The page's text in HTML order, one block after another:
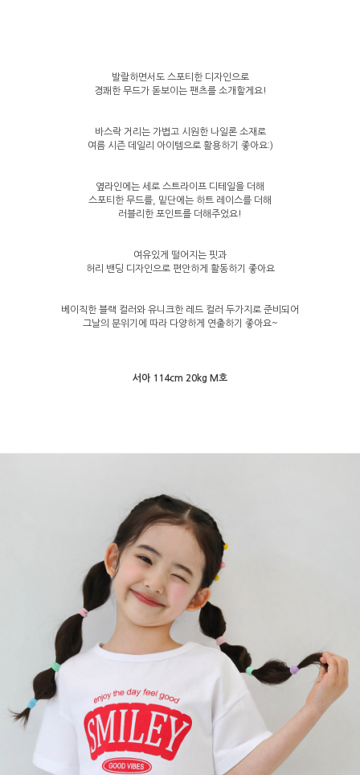
발랄하면서도 스포티한 디자인으로
경쾌한 무드가 돋보이는 팬츠를 소개할게요!
바스락 거리는 가볍고 시원한 나일론 소재로
여름 시즌 데일리 아이템으로 활용하기 좋아요:)
옆라인에는 세로 스트라이프 디테일을 더해
스포티한 무드를, 밑단에는 하트 레이스를 더해
러블리한 포인트를 더해주었요!
여유있게 떨어지는 핏과
허리 밴딩 디자인으로 편안하게 활동하기 좋아요
베이직한 블랙 컬러와 유니크한 레드 컬러 두가지로 준비되어
그날의 분위기에 따라 다양하게 연출하기 좋아요~
서아 114cm 20kg M호